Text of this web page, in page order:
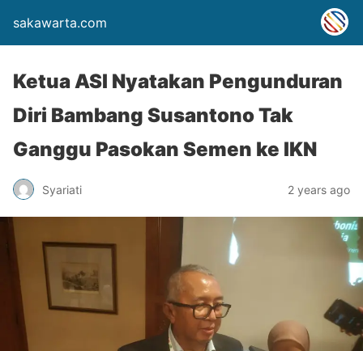
sakawarta.com
Ketua ASI Nyatakan Pengunduran
Diri Bambang Susantono Tak
Ganggu Pasokan Semen ke IKN
Syariati 2 years ago